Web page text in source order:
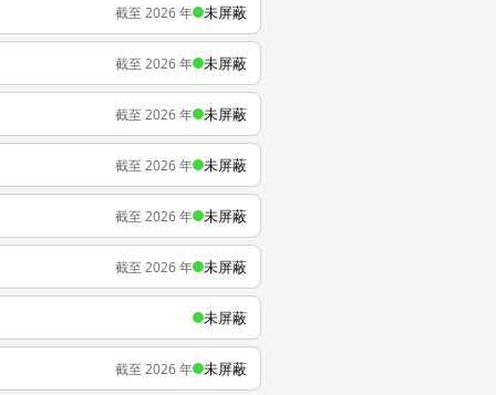
截至 2026 年 未屏蔽
截至 2026 年 未屏蔽
截至 2026 年 未屏蔽
截至 2026 年 未屏蔽
截至 2026 年 未屏蔽
截至 2026 年 未屏蔽
未屏蔽
截至 2026 年 未屏蔽